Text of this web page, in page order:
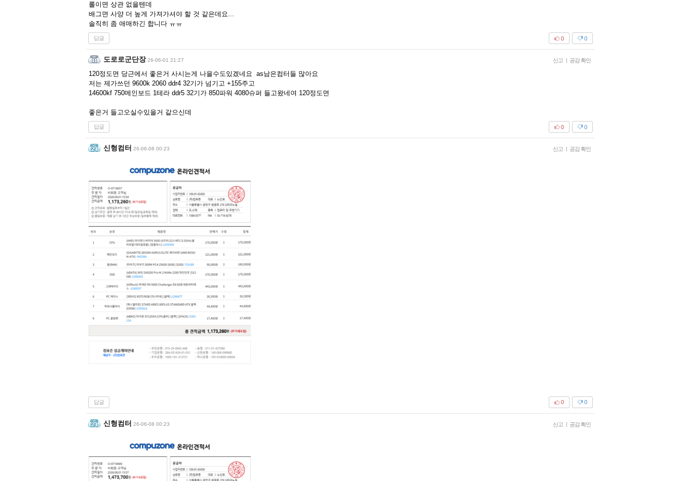
롤이면 상관 없을텐데
배그면 사양 더 높게 가져가셔야 할 것 같은데요...
솔직히 좀 애매하긴 합니다 ㅠㅠ
답글 0
0
도로로군단장 26-06-01 21:27 신고 | 공감 확인
120정도면 당근에서 좋은거 사시는게 나을수도있겠네요 as남은컴터들 많아요
저는 제가쓰던 9600k 2060 ddr4 32기가 넘기고 +155주고
14600kf 750메인보드 1테라 ddr5 32기가 850파워 4080슈퍼 들고왔네여 120정도면
좋은거 들고오실수있을거 같으신데
답글 0
0
신형컴터 26-06-08 00:23 신고 | 공감 확인
답글 0
0
신형컴터 26-06-08 00:23 신고 | 공감 확인